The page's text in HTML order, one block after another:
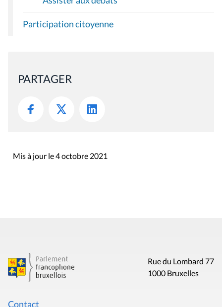
Participation citoyenne
PARTAGER
Mis à jour le 4 octobre 2021
Rue du Lombard 77
1000 Bruxelles
Contact